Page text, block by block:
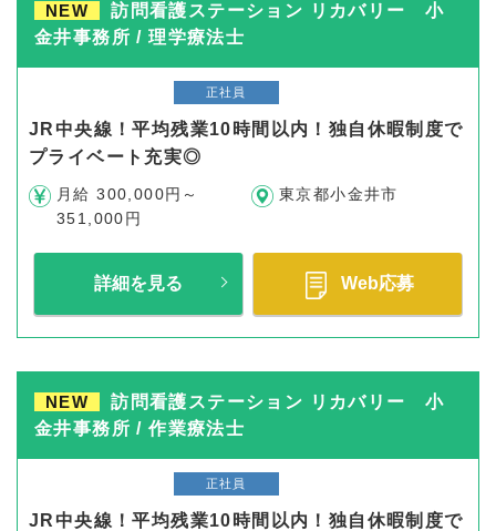
NEW
訪問看護ステーション リカバリー 小
金井事務所 / 理学療法士
正社員
JR中央線！平均残業10時間以内！独自休暇制度で
プライベート充実◎
月給 300,000円～
351,000円
東京都小金井市
詳細を見る Web応募
NEW
訪問看護ステーション リカバリー 小
金井事務所 / 作業療法士
正社員
JR中央線！平均残業10時間以内！独自休暇制度で